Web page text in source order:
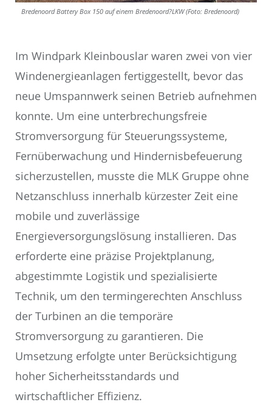
Bredenoord Battery Box 150 auf einem Bredenoord?LKW (Foto: Bredenoord)
Im Windpark Kleinbouslar waren zwei von vier
Windenergieanlagen fertiggestellt, bevor das
neue Umspannwerk seinen Betrieb aufnehmen
konnte. Um eine unterbrechungsfreie
Stromversorgung für Steuerungssysteme,
Fernüberwachung und Hindernisbefeuerung
sicherzustellen, musste die MLK Gruppe ohne
Netzanschluss innerhalb kürzester Zeit eine
mobile und zuverlässige
Energieversorgungslösung installieren. Das
erforderte eine präzise Projektplanung,
abgestimmte Logistik und spezialisierte
Technik, um den termingerechten Anschluss
der Turbinen an die temporäre
Stromversorgung zu garantieren. Die
Umsetzung erfolgte unter Berücksichtigung
hoher Sicherheitsstandards und
wirtschaftlicher Effizienz.